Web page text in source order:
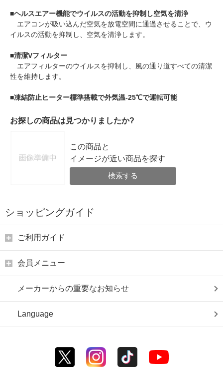
■ヘルスエアー機能でウイルスの活動を抑制し空気を清浄
エアコンが吸い込んだ空気を放電空間に通過させることで、ウ
イルスの活動を抑制し、空気を清浄します。
■清潔Vフィルター
エアフィルターのウイルスを抑制し、風の通り道すべての清潔
性を維持します。
■凍結防止ヒーター標準搭載で外気温-25℃で運転可能
お探しの商品は見つかりましたか?
この商品と
イメージが近い商品を探す
検索する
ショッピングガイド
ご利用ガイド
会員メニュー
メーカーからの重要なお知らせ
Language